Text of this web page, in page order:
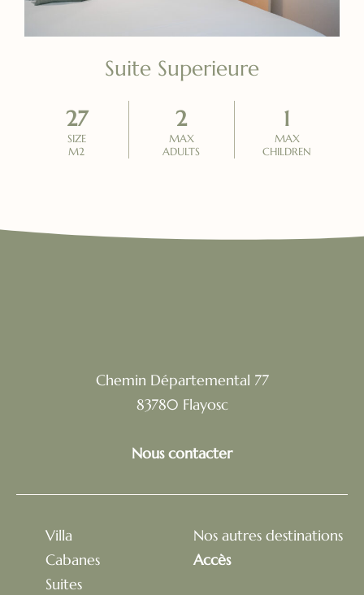
Suite Superieure
27
SIZE
M2
2
MAX
ADULTS
1
MAX
CHILDREN
Chemin Départemental 77
83780 Flayosc
Nous contacter
Villa
Cabanes
Suites
Nos autres destinations
Accès